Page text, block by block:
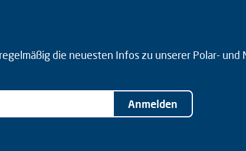
die neuesten Infos zu unserer Polar- und
Anmelden